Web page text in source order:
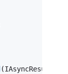
(IAsyncResult